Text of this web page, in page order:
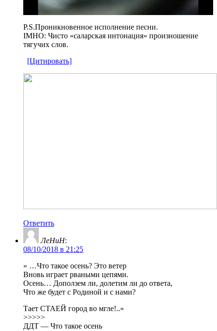
P.S.Проникновенное исполнение песни.
IMHO: Чисто «саларская интонация» произношение
тягучих слов.
[Цитировать]
Ответить
ЛеНиН:
08/10/2018 в 21:25
» …Что такое осень? Это ветер
Вновь играет рваными цепями.
Осень… Доползем ли, долетим ли до ответа,
Что же будет с Родиной и с нами?
Тает CТАЕЙ город во мгле!..»
>>>>>
ДДТ — Что такое осень